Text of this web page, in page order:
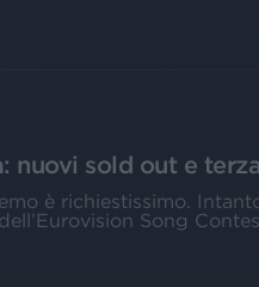
nuovi sold out e
è richiestissimo.
Song